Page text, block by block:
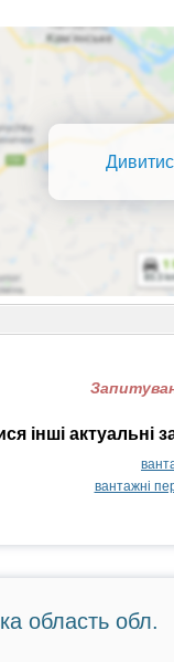
інші актуальні
вантажні
область обл.